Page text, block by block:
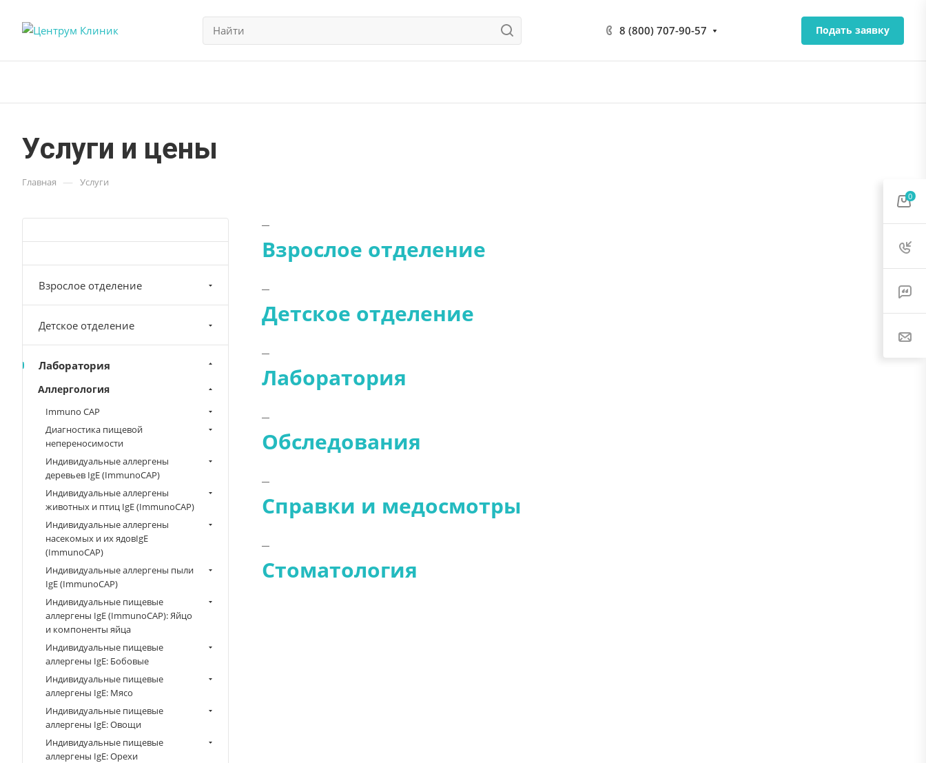
8 (800) 707-90-57 Подать заявку
Услуги и цены
Главная — Услуги
Взрослое отделение
Детское отделение
Лаборатория
Обследования
Справки и медосмотры
Стоматология
Взрослое отделение
Детское отделение
Лаборатория
Аллергология
Immuno CAP
Диагностика пищевой
непереносимости
Индивидуальные аллергены
деревьев IgE (ImmunoCAP)
Индивидуальные аллергены
животных и птиц IgE (ImmunoCAP)
Индивидуальные аллергены
насекомых и их ядовIgE
(ImmunoCAP)
Индивидуальные аллергены пыли
IgE (ImmunoCAP)
Индивидуальные пищевые
аллергены IgE (ImmunoCAP): Яйцо
и компоненты яйца
Индивидуальные пищевые
аллергены IgE: Бобовые
Индивидуальные пищевые
аллергены IgE: Мясо
Индивидуальные пищевые
аллергены IgE: Овощи
Индивидуальные пищевые
аллергены IgE: Орехи
0